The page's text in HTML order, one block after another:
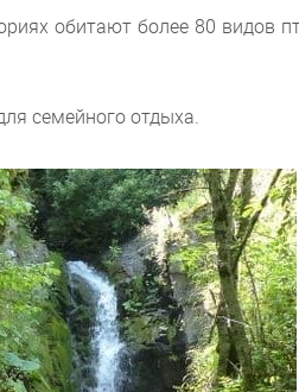
обитают более 80 видов
семейного отдыха.